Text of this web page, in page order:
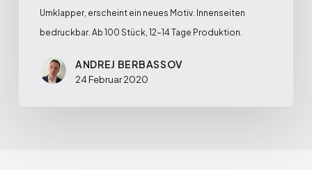
Umklapper, erscheint ein neues Motiv. Innenseiten
bedruckbar. Ab 100 Stück, 12–14 Tage Produktion.
ANDREJ BERBASSOV
24 Februar 2020